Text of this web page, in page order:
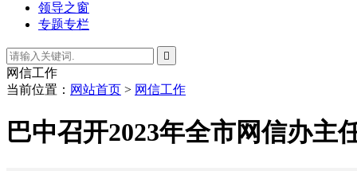
领导之窗
专题专栏

网信工作
当前位置： 网站首页 > 网信工作
巴中召开2023年全市网信办主